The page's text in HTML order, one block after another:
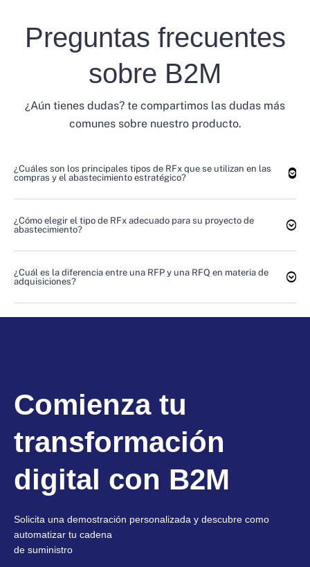
Preguntas frecuentes
sobre B2M
¿Aún tienes dudas? te compartimos las dudas más
comunes sobre nuestro producto.
¿Cuáles son los principales tipos de RFx que se utilizan en las
compras y el abastecimiento estratégico?
¿Cómo elegir el tipo de RFx adecuado para su proyecto de
abastecimiento?
¿Cuál es la diferencia entre una RFP y una RFQ en materia de
adquisiciones?
Comienza tu
transformación
digital con B2M
Solicita una demostración personalizada y descubre como
automatizar tu cadena
de suministro